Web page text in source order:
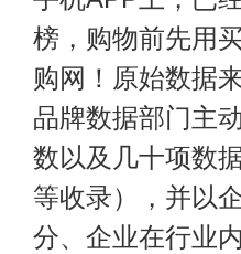
榜，购物前先用
购网！原始数据
品牌数据部门主
数以及几十项数
等收录），并以
分、企业在行业